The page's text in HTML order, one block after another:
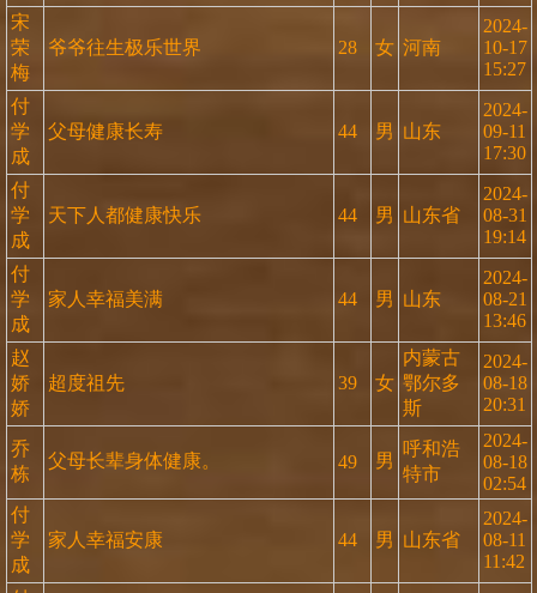
宋
荣
梅
爷爷往生极乐世界 28 女 河南
2024-
10-17
15:27
付
学
成
父母健康长寿 44 男 山东
2024-
09-11
17:30
付
学
成
天下人都健康快乐 44 男 山东省
2024-
08-31
19:14
付
学
成
家人幸福美满 44 男 山东
2024-
08-21
13:46
赵
娇
娇
超度祖先 39 女
内蒙古
鄂尔多
斯
2024-
08-18
20:31
乔
栋
父母长辈身体健康。 49 男
呼和浩
特市
2024-
08-18
02:54
付
学
成
家人幸福安康 44 男 山东省
2024-
08-11
11:42